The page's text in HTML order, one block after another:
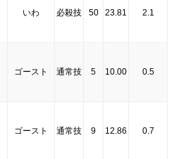
いわ 必殺技 50 23.81 2.1
ゴースト 通常技 5 10.00 0.5
ゴースト 通常技 9 12.86 0.7